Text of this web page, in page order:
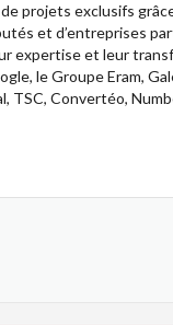
projets exclusifs
et d’entreprises
expertise et leur
le Groupe Eram,
TSC, Convertéo,